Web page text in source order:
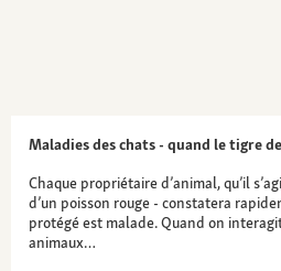
Maladies des chats - quand le tigre
Chaque propriétaire d’animal, qu’il
d’un poisson rouge - constatera
protégé est malade. Quand on
animaux…